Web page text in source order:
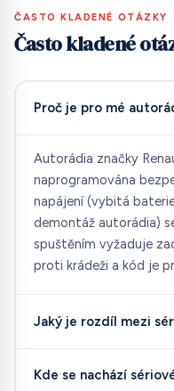
ČASTO KLADENÉ OTÁZKY
Často kladené
Proč je pro mé
Autorádia značky
naprogramována
napájení (vybitá
demontáž autorádia)
spuštěním vyžaduje
proti krádeži a kód je
Jaký je rozdíl mezi
Kde se nachází